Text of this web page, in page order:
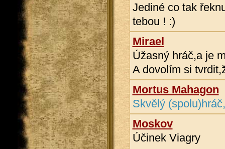
Jediné co tak
tebou ! :)
Mirael
Úžasný hráč,a je
A dovolím si
Mortus Mahagon
Skvělý
Moskov
Účinek Viagry